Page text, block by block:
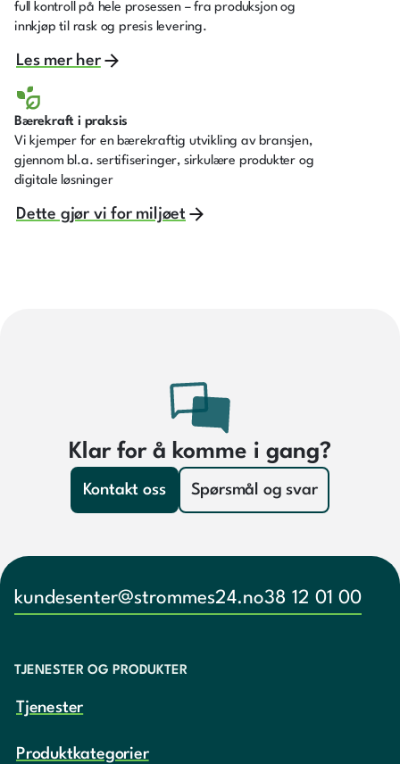
full kontroll på hele prosessen – fra produksjon og
innkjøp til rask og presis levering.
Les mer her
Bærekraft i praksis
Vi kjemper for en bærekraftig utvikling av bransjen,
gjennom bl.a. sertifiseringer, sirkulære produkter og
digitale løsninger
Dette gjør vi for miljøet
Klar for å komme i gang?
Kontakt oss Spørsmål og svar
kundesenter@strommes24.no38 12 01 00
TJENESTER OG PRODUKTER
Tjenester
Produktkategorier